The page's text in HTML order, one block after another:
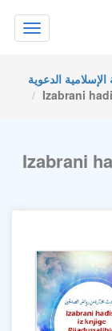
Toggle
navigation
الدعوية
Izabrani
Izabrani